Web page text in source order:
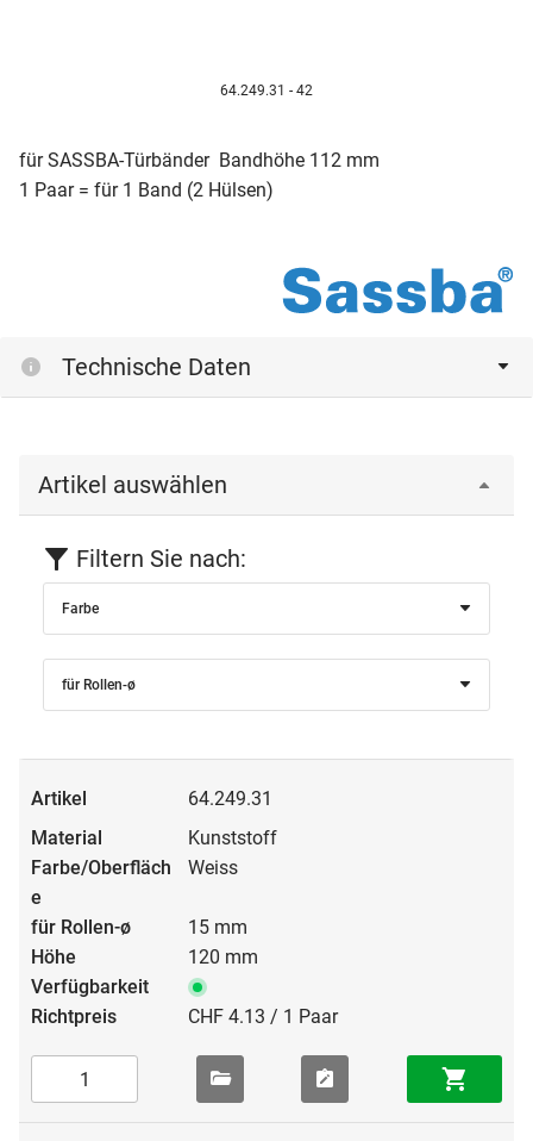
64.249.31 - 42
für SASSBA-Türbänder Bandhöhe 112 mm
1 Paar = für 1 Band (2 Hülsen)
Technische Daten
Artikel auswählen
Filtern Sie nach:
Farbe
für Rollen-ø
64.249.31
Kunststoff
Weiss
15 mm
120 mm
CHF 4.13 / 1 Paar